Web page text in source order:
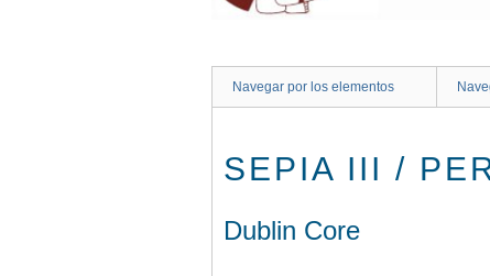
Navegar por los elementos
SEPIA III /
Dublin Core